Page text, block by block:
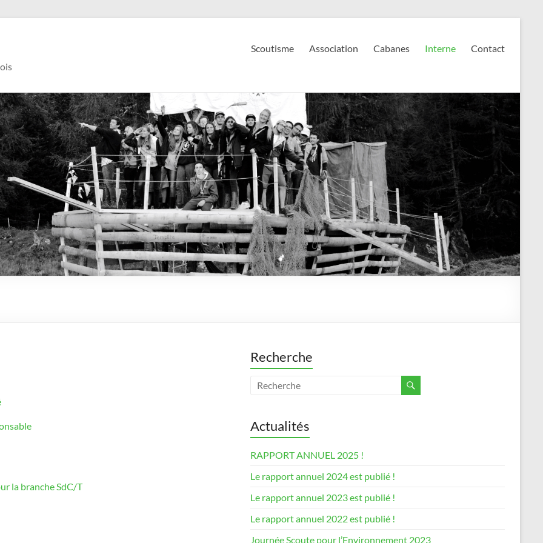
Scoutisme Association Cabanes Interne Contact
la branche SdC/T
Recherche
Actualités
RAPPORT ANNUEL 2025 !
Le rapport annuel 2024 est publié !
Le rapport annuel 2023 est publié !
Le rapport annuel 2022 est publié !
Journée Scoute pour l’Environnement 2023